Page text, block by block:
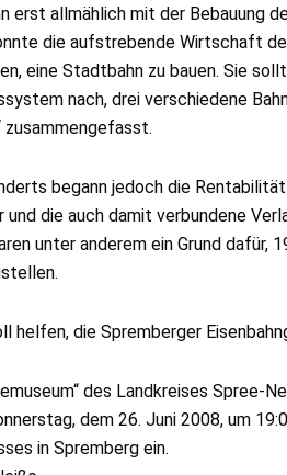
erst allmählich mit der Bebauung
die aufstrebende Wirtschaft
eine Stadtbahn zu bauen. Sie
nach, drei verschiedene
zusammengefasst.
begann jedoch die
die auch damit verbundene
unter anderem ein Grund dafür,
helfen, die Spremberger
des Landkreises Spree-
dem 26. Juni 2008, um
in Spremberg ein.